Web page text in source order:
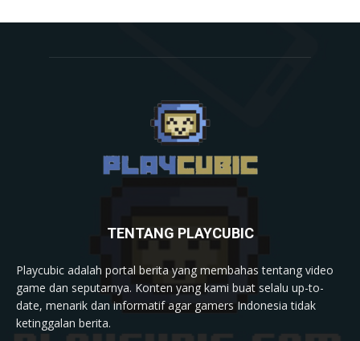
TENTANG PLAYCUBIC
Playcubic adalah portal berita yang membahas tentang video
game dan seputarnya. Konten yang kami buat selalu up-to-
date, menarik dan informatif agar gamers Indonesia tidak
ketinggalan berita.